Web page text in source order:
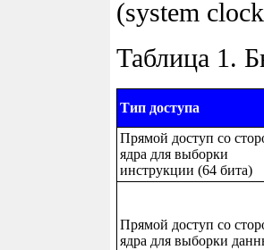
(system
Таблица 1.
Тип доступа
Прямой доступ со
ядра для выборки
инструкции (64 бита)
Прямой доступ со
ядра для выборки